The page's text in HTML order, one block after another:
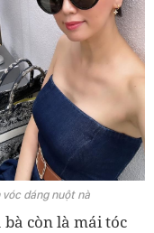
dáng nuột nà
còn là mái tóc